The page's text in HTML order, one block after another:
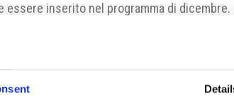
essere inserito nel programma di dicembre.